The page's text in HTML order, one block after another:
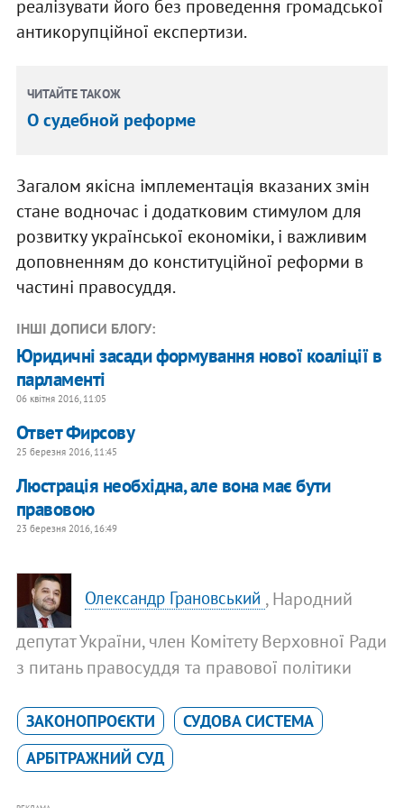
реалізувати його без проведення громадської
антикорупційної експертизи.
ЧИТАЙТЕ ТАКОЖ
О судебной реформе
Загалом якісна імплементація вказаних змін
стане водночас і додатковим стимулом для
розвитку української економіки, і важливим
доповненням до конституційної реформи в
частині правосуддя.
ІНШІ ДОПИСИ БЛОГУ:
Юридичні засади формування нової коаліції в
парламенті
06 квітня 2016, 11:05
Ответ Фирсову
25 березня 2016, 11:45
Люстрація необхідна, але вона має бути
правовою
23 березня 2016, 16:49
Олександр Грановський , Народний
депутат України, член Комітету Верховної Ради
з питань правосуддя та правової політики
ЗАКОНОПРОЄКТИ
СУДОВА СИСТЕМА
АРБІТРАЖНИЙ СУД